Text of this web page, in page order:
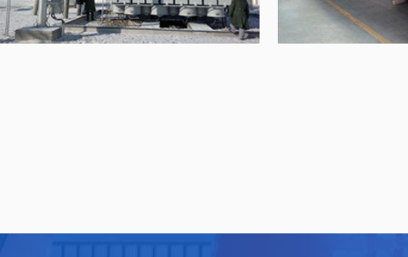
变压器中性点间隙组合设备 发电机中性点